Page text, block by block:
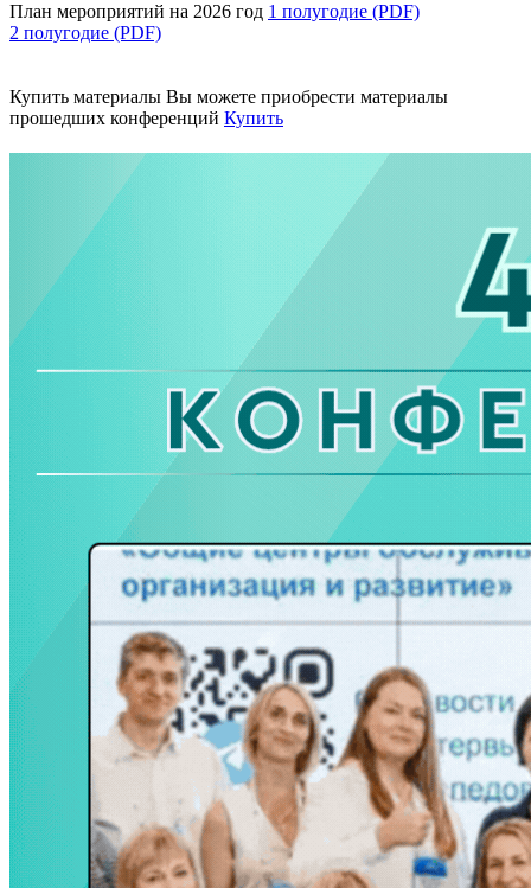
План мероприятий на 2026 год 1 полугодие (PDF)
2 полугодие (PDF)
Купить материалы Вы можете приобрести материалы
прошедших конференций Купить